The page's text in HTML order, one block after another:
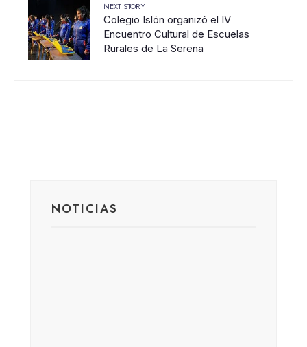
NEXT STORY
Colegio Islón organizó el IV
Encuentro Cultural de Escuelas
Rurales de La Serena
NOTICIAS